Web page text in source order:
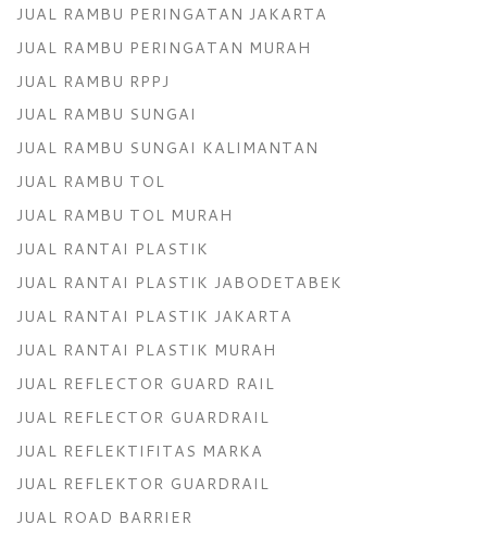
JUAL RAMBU PERINGATAN JAKARTA
JUAL RAMBU PERINGATAN MURAH
JUAL RAMBU RPPJ
JUAL RAMBU SUNGAI
JUAL RAMBU SUNGAI KALIMANTAN
JUAL RAMBU TOL
JUAL RAMBU TOL MURAH
JUAL RANTAI PLASTIK
JUAL RANTAI PLASTIK JABODETABEK
JUAL RANTAI PLASTIK JAKARTA
JUAL RANTAI PLASTIK MURAH
JUAL REFLECTOR GUARD RAIL
JUAL REFLECTOR GUARDRAIL
JUAL REFLEKTIFITAS MARKA
JUAL REFLEKTOR GUARDRAIL
JUAL ROAD BARRIER